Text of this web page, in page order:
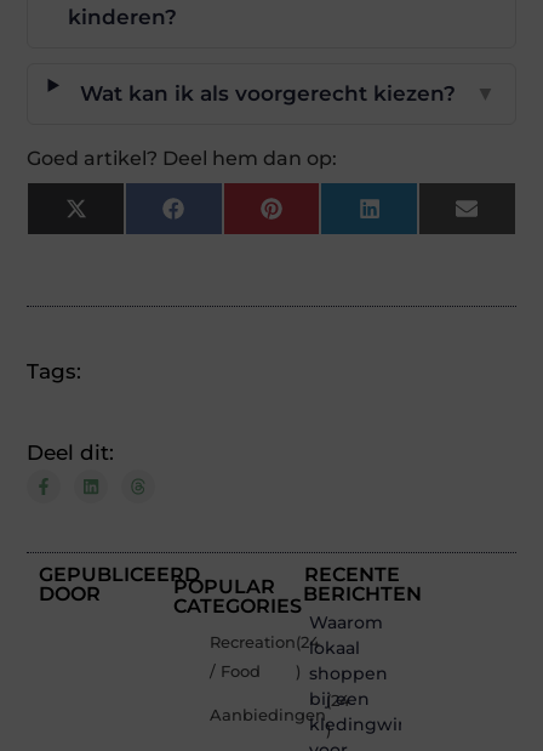
kinderen?
Wat kan ik als voorgerecht kiezen? ▼
Goed artikel? Deel hem dan op:
X
(Twitter)
FacebookPinterestLinkedInEmail
Tags:
Deel dit:
GEPUBLICEERD
DOOR
POPULAR
CATEGORIES
Recreation
/ Food
(24
)
Aanbiedingen
(24
)
RECENTE
BERICHTEN
Waarom
lokaal
shoppen
bij een
kledingwinkel